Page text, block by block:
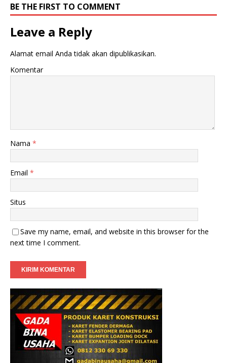
BE THE FIRST TO COMMENT
Leave a Reply
Alamat email Anda tidak akan dipublikasikan.
Komentar
Nama *
Email *
Situs
Save my name, email, and website in this browser for the
next time I comment.